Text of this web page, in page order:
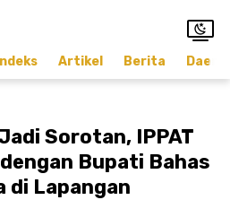
Indeks Artikel Berita
Sorotan, IPPAT
Bupati Bahas
di Lapangan